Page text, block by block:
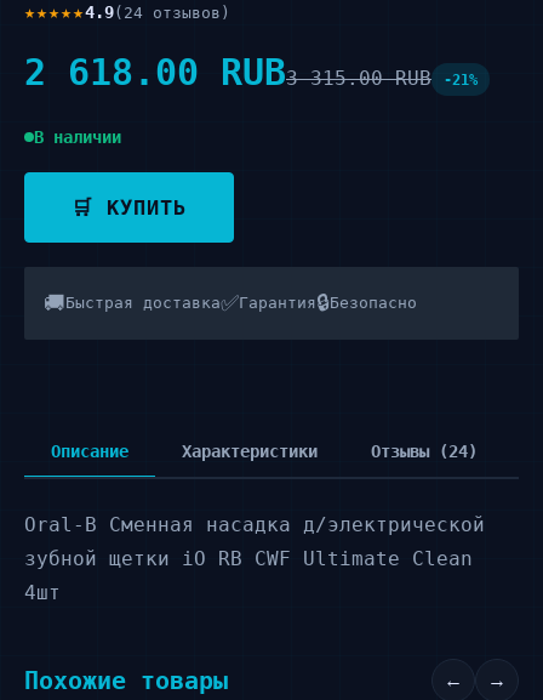
★★★★★4.9(24 отзывов)
2 618.00 RUB3 315.00 RUB -21%
В наличии
🛒 КУПИТЬ
🚚Быстрая доставка✅Гарантия🔒Безопасно
Описание Характеристики Отзывы (24)
Oral-B Сменная насадка д/электрической
зубной щетки iO RB CWF Ultimate Clean
4шт
Похожие товары ← →